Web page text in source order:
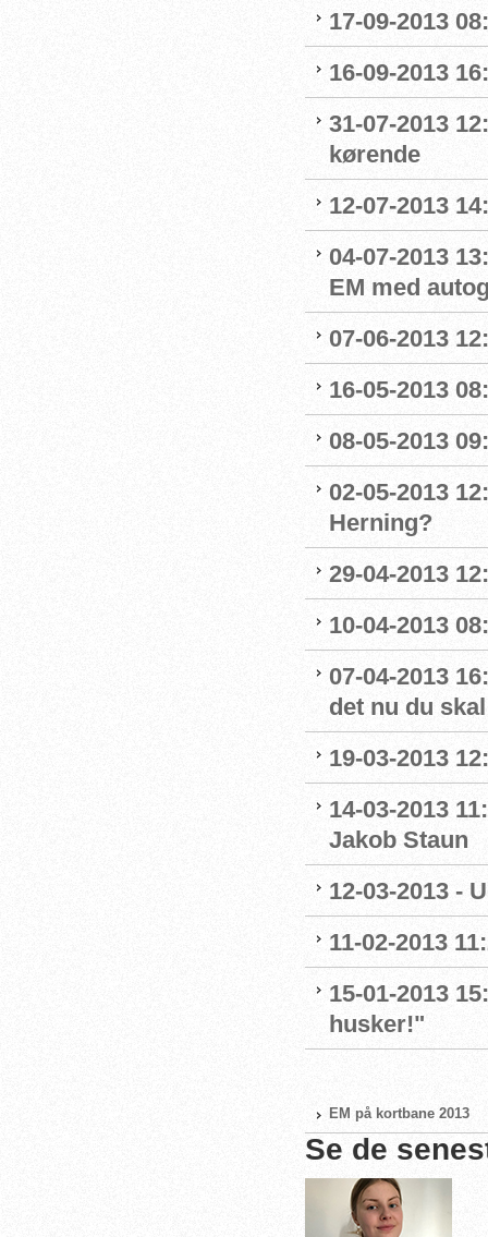
17-09-2013
16-09-2013
31-07-2013
kørende
12-07-2013
04-07-2013
EM med
07-06-2013
16-05-2013
08-05-2013
02-05-2013
Herning?
29-04-2013
10-04-2013
07-04-2013
det nu du
19-03-2013
14-03-2013
Jakob Staun
12-03-2013 -
11-02-2013
15-01-2013
husker!"
EM på kortbane 2013
Se de